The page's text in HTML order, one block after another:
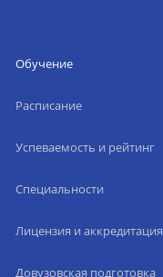
Обучение
Расписание
Успеваемость и рейтинг
Специальности
Лицензия и аккредитация
Довузовская подготовка